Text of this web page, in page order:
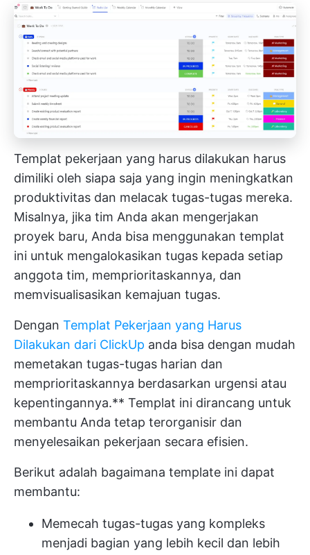
Templat pekerjaan yang harus dilakukan harus
dimiliki oleh siapa saja yang ingin meningkatkan
produktivitas dan melacak tugas-tugas mereka.
Misalnya, jika tim Anda akan mengerjakan
proyek baru, Anda bisa menggunakan templat
ini untuk mengalokasikan tugas kepada setiap
anggota tim, memprioritaskannya, dan
memvisualisasikan kemajuan tugas.
Dengan Templat Pekerjaan yang Harus
Dilakukan dari ClickUp anda bisa dengan mudah
memetakan tugas-tugas harian dan
memprioritaskannya berdasarkan urgensi atau
kepentingannya.** Templat ini dirancang untuk
membantu Anda tetap terorganisir dan
menyelesaikan pekerjaan secara efisien.
Berikut adalah bagaimana template ini dapat
membantu:
Memecah tugas-tugas yang kompleks
menjadi bagian yang lebih kecil dan lebih